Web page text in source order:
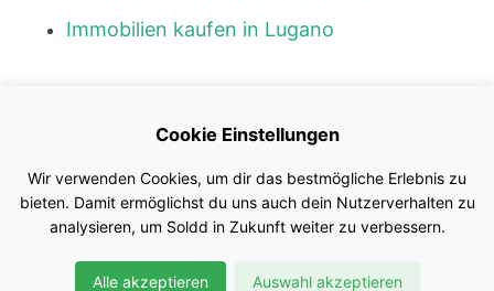
Immobilien kaufen in Lugano
Impressum
Nutzungsbedingungen
Datenschutz
Cookie Einstellungen
Wir verwenden Cookies, um dir das bestmögliche Erlebnis zu
bieten. Damit ermöglichst du uns auch dein Nutzerverhalten zu
analysieren, um Soldd in Zukunft weiter zu verbessern.
Alle akzeptieren Auswahl akzeptieren